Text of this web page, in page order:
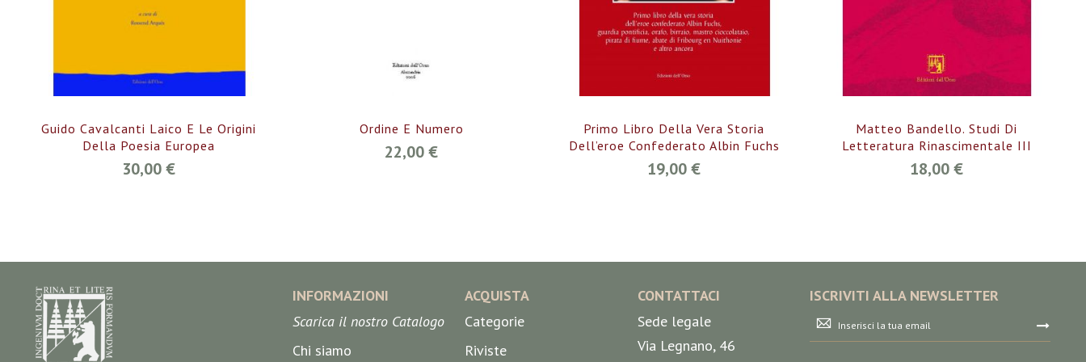
Guido Cavalcanti Laico E Le Origini
Della Poesia Europea
30,00 €
Ordine E Numero
22,00 €
Primo Libro Della Vera Storia
Dell’eroe Confederato Albin Fuchs
19,00 €
Matteo Bandello. Studi Di
Letteratura Rinascimentale III
18,00 €
INFORMAZIONI
Scarica il nostro Catalogo
Chi siamo
ACQUISTA
Categorie
Riviste
CONTATTACI
Sede legale
Via Legnano, 46
ISCRIVITI ALLA NEWSLETTER
Iscriviti
alla
nostra